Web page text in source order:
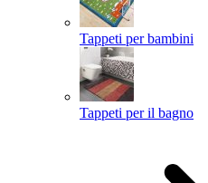
Tappeti per bambini
Tappeti per il bagno